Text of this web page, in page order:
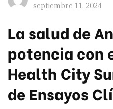
septiembre 11, 2024
La salud de
potencia con
Health City
de Ensayos